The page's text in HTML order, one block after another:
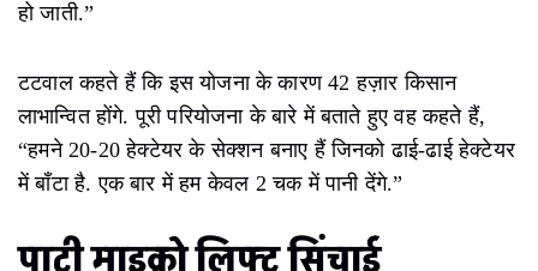
हो जाती.”
टटवाल कहते हैं कि इस योजना के कारण 42 हज़ार किसान
लाभान्वित होंगे. पूरी परियोजना के बारे में बताते हुए वह कहते हैं,
“हमने 20-20 हेक्टेयर के सेक्शन बनाए हैं जिनको ढाई-ढाई हेक्टेयर
में बाँटा है. एक बार में हम केवल 2 चक में पानी देंगे.”
पाटी माइक्रो लिफ्ट सिंचाई